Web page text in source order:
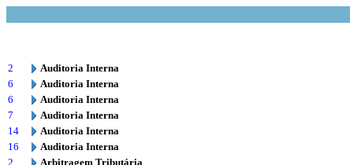
2
Auditoria Interna
6
Auditoria Interna
6
Auditoria Interna
7
Auditoria Interna
14
Auditoria Interna
16
Auditoria Interna
2
Arbitragem Tributária